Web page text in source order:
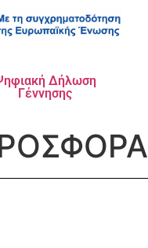
Δήλωση
Γέννησης